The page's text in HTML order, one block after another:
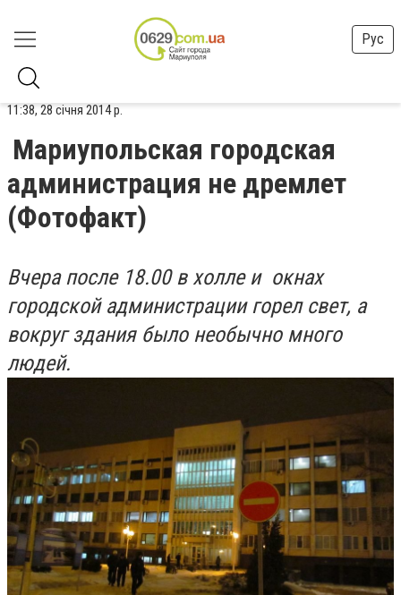
Рус
11:38, 28 січня 2014 р.
Мариупольская городская
администрация не дремлет
(Фотофакт)
Вчера после 18.00 в холле и окнах
городской администрации горел свет, а
вокруг здания было необычно много
людей.